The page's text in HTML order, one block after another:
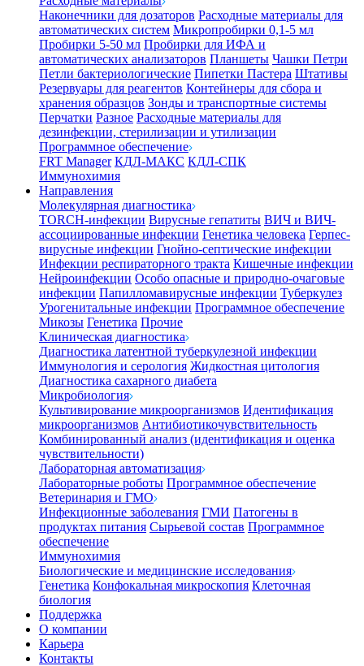
Наконечники для дозаторов Расходные материалы для
автоматических систем Микропробирки 0,1-5 мл
Пробирки 5-50 мл Пробирки для ИФА и
автоматических анализаторов Планшеты Чашки Петри
Петли бактериологические Пипетки Пастера Штативы
Резервуары для реагентов Контейнеры для сбора и
хранения образцов Зонды и транспортные системы
Перчатки Разное Расходные материалы для
дезинфекции, стерилизации и утилизации
Программное обеспечение
FRT Manager КДЛ-МАКС КДЛ-СПК
Иммунохимия
Направления
Молекулярная диагностика
TORCH-инфекции Вирусные гепатиты ВИЧ и ВИЧ-
ассоциированные инфекции Генетика человека Герпес-
вирусные инфекции Гнойно-септические инфекции
Инфекции респираторного тракта Кишечные инфекции
Нейроинфекции Особо опасные и природно-очаговые
инфекции Папилломавирусные инфекции Туберкулез
Урогенитальные инфекции Программное обеспечение
Микозы Генетика Прочие
Клиническая диагностика
Диагностика латентной туберкулезной инфекции
Иммунология и серология Жидкостная цитология
Диагностика сахарного диабета
Микробиология
Культивирование микроорганизмов Идентификация
микроорганизмов Антибиотикочувствительность
Комбинированный анализ (идентификация и оценка
чувствительности)
Лабораторная автоматизация
Лабораторные роботы Программное обеспечение
Ветеринария и ГМО
Инфекционные заболевания ГМИ Патогены в
продуктах питания Сырьевой состав Программное
обеспечение
Иммунохимия
Биологические и медицинские исследования
Генетика Конфокальная микроскопия Клеточная
биология
Поддержка
О компании
Карьера
Контакты